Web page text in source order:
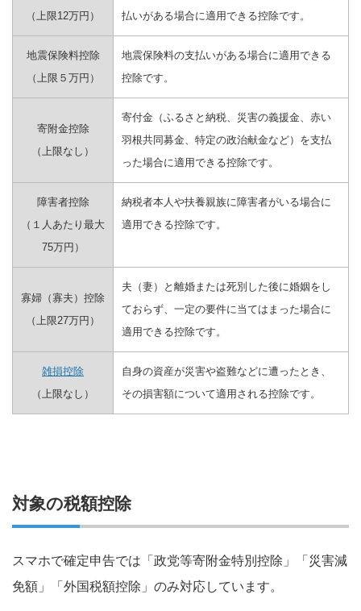
（上限12万円）
払いがある場合に適用できる控除です。
地震保険料控除
（上限５万円）
地震保険料の支払いがある場合に適用できる
控除です。
寄附金控除
（上限なし）
寄付金（ふるさと納税、災害の義援金、赤い
羽根共同募金、特定の政治献金など）を支払
った場合に適用できる控除です。
障害者控除
（１人あたり最大
75万円）
納税者本人や扶養親族に障害者がいる場合に
適用できる控除です。
寡婦（寡夫）控除
（上限27万円）
夫（妻）と離婚または死別した後に婚姻をし
ておらず、一定の要件に当てはまった場合に
適用できる控除です。
雑損控除
（上限なし）
自身の資産が災害や盗難などに遭ったとき、
その損害額について適用される控除です。
対象の税額控除
スマホで確定申告では「政党等寄附金特別控除」「災害減
免額」「外国税額控除」のみ対応しています。